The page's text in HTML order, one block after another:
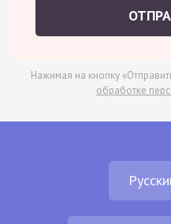
Нажимая на кнопку
обработке